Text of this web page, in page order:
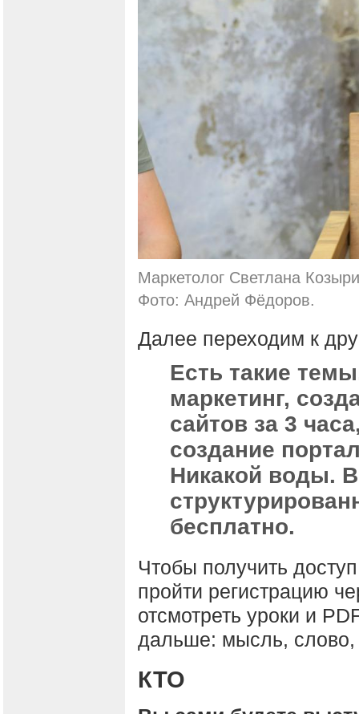
Маркетолог Светлана
Фото: Андрей Фёдоров.
Далее переходим к
Есть такие
маркетинг,
сайтов за 3
создание
Никакой воды.
бесплатно.
Чтобы получить
пройти регистрацию
отсмотреть уроки и
дальше: мысль, слово,
КТО